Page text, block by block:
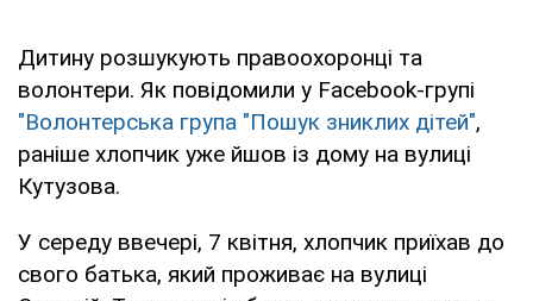
Дитину розшукують правоохоронці та
волонтери. Як повідомили у Facebook-групі
"Волонтерська група "Пошук зниклих дітей",
раніше хлопчик уже йшов із дому на вулиці
Кутузова.
У середу ввечері, 7 квітня, хлопчик приїхав до
свого батька, який проживає на вулиці